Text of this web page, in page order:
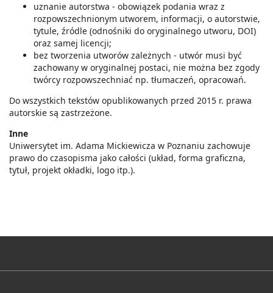
uznanie autorstwa - obowiązek podania wraz z
rozpowszechnionym utworem, informacji, o autorstwie,
tytule, źródle (odnośniki do oryginalnego utworu, DOI)
oraz samej licencji;
bez tworzenia utworów zależnych - utwór musi być
zachowany w oryginalnej postaci, nie można bez zgody
twórcy rozpowszechniać np. tłumaczeń, opracowań.
Do wszystkich tekstów opublikowanych przed 2015 r. prawa
autorskie są zastrzeżone.
Inne
Uniwersytet im. Adama Mickiewicza w Poznaniu zachowuje
prawo do czasopisma jako całości (układ, forma graficzna,
tytuł, projekt okładki, logo itp.).